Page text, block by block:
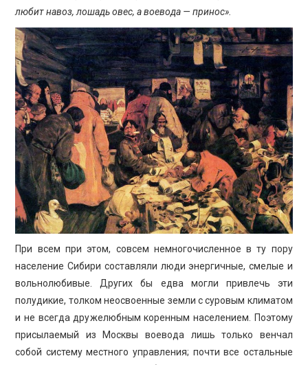
любит навоз, лошадь овес, а воевода — принос».
При всем при этом, совсем немногочисленное в ту пору
население Сибири составляли люди энергичные, смелые и
вольнолюбивые. Других бы едва могли привлечь эти
полудикие, толком неосвоенные земли с суровым климатом
и не всегда дружелюбным коренным населением. Поэтому
присылаемый из Москвы воевода лишь только венчал
собой систему местного управления; почти все остальные